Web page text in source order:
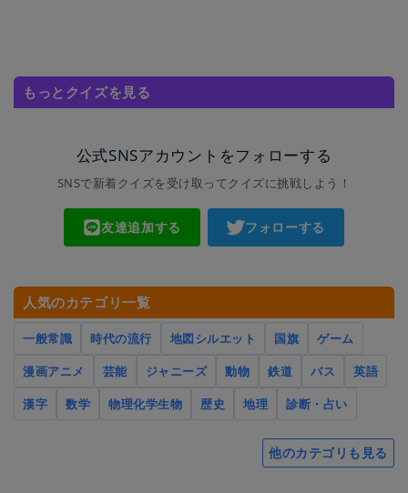
もっとクイズを見る
公式SNSアカウントをフォローする
SNSで新着クイズを受け取ってクイズに挑戦しよう！
友達追加する フォローする
人気のカテゴリ一覧
一般常識 時代の流行 地図シルエット 国旗
ゲーム
漫画アニメ
芸能 ジャニーズ 動物 鉄道 バス
英語
漢字
数学 物理化学生物 歴史 地理 診断・占い
他のカテゴリも見る